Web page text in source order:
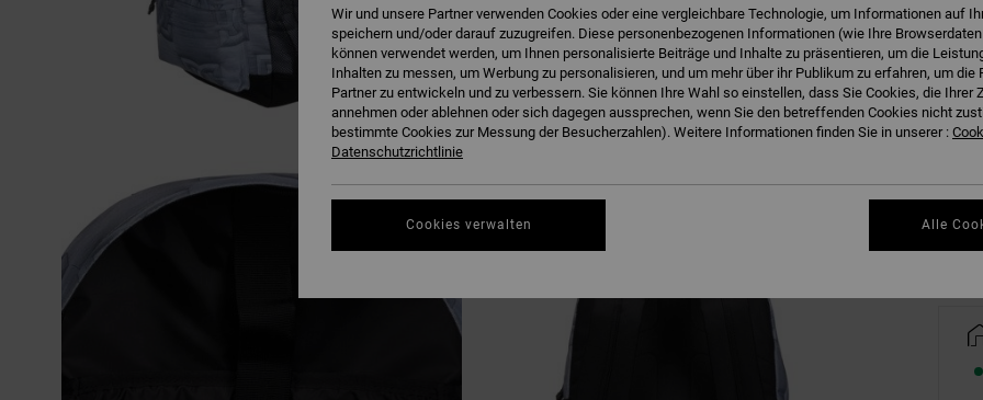
Wir und unsere Partner verwenden Cookies oder eine vergleichbare Technologie, um Informationen auf
speichern und/oder darauf zuzugreifen. Diese personenbezogenen Informationen (wie Ihre
können verwendet werden, um Ihnen personalisierte Beiträge und Inhalte zu präsentieren, um die
Inhalten zu messen, um Werbung zu personalisieren, und um mehr über ihr Publikum zu erfahren, um die
Partner zu entwickeln und zu verbessern. Sie können Ihre Wahl so einstellen, dass Sie Cookies, die Ihrer
annehmen oder ablehnen oder sich dagegen aussprechen, wenn Sie den betreffenden Cookies nicht
bestimmte Cookies zur Messung der Besucherzahlen). Weitere Informationen finden Sie in unserer :
Datenschutzrichtlinie
Cookies verwalten Alle